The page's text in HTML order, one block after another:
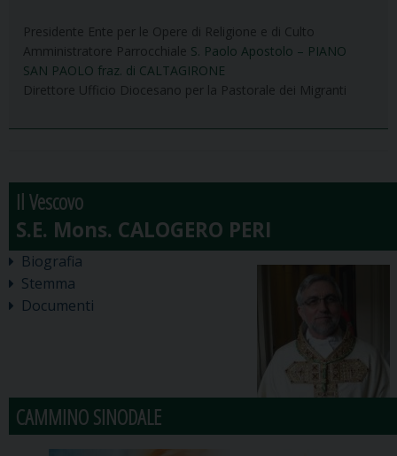
Presidente Ente per le Opere di Religione e di Culto
Amministratore Parrocchiale S. Paolo Apostolo – PIANO
SAN PAOLO fraz. di CALTAGIRONE
Direttore Ufficio Diocesano per la Pastorale dei Migranti
Il Vescovo
Biografia
Stemma
Documenti
CAMMINO SINODALE